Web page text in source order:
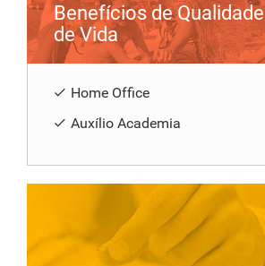
Benefícios de Qualidade
de Vida
Home Office
Auxílio Academia